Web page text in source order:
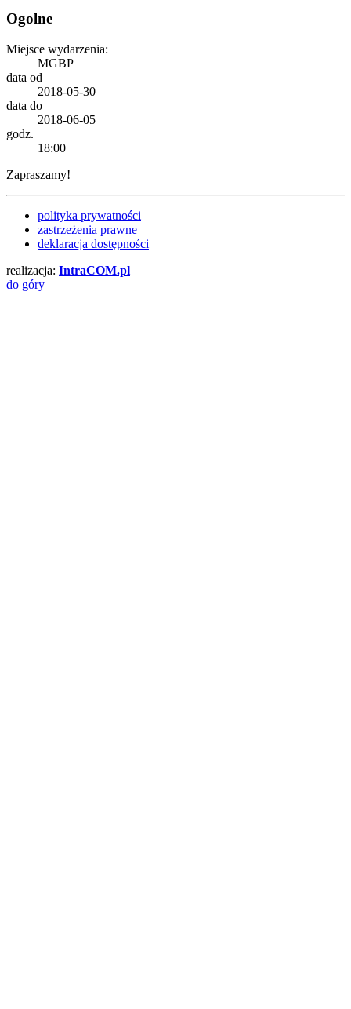
Ogolne
Miejsce wydarzenia:
MGBP
data od
2018-05-30
data do
2018-06-05
godz.
18:00
Zapraszamy!
polityka prywatności
zastrzeżenia prawne
deklaracja dostępności
realizacja: IntraCOM.pl
do góry